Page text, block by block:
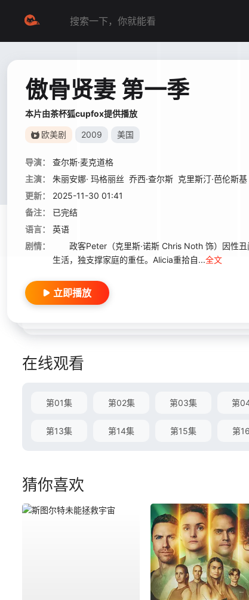
傲骨贤妻 第一季
本片由茶杯狐cupfox提供播放
欧美剧 2009 美国
导演：
查尔斯·麦克道格
主演：
朱丽安娜· 玛格丽丝 乔西·查尔斯 克里斯汀·芭伦斯基
更新：
2025-11-30 01:41
备注：
已完结
语言：
英语
剧情：
政客Peter（克里斯·诺斯 Chris Noth 饰）因性丑
生活，独支撑家庭的重任。Alicia重拾自...全文
立即播放
在线观看
第01集 第02集 第03集 第
第13集 第14集 第15集 第
猜你喜欢